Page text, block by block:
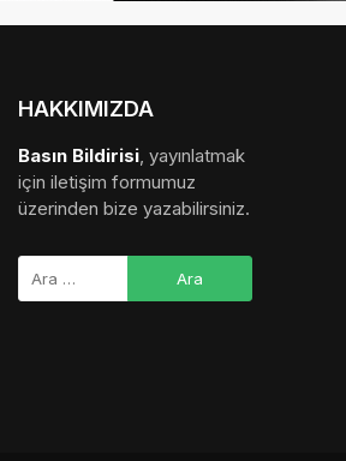
HAKKIMIZDA
Basın Bildirisi, yayınlatmak
için iletişim formumuz
üzerinden bize yazabilirsiniz.